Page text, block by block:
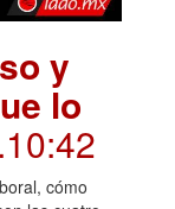
y
lo
cómo